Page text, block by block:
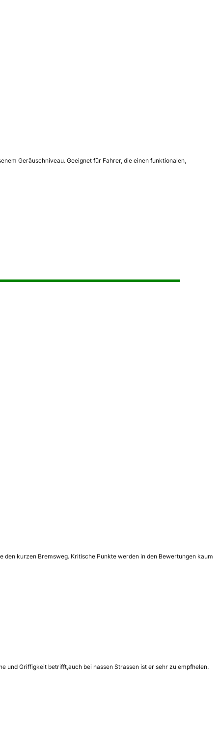
Geräuschniveau. Geeignet für Fahrer, die einen funktionalen,
den kurzen Bremsweg. Kritische Punkte werden in den Bewertungen kaum
und Griffigkeit betrifft,auch bei nassen Strassen ist er sehr zu empfhelen.